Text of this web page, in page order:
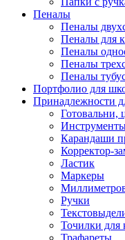
Пеналы
Пеналы
Пеналы для
Пеналы
Пеналы
Пеналы
Портфолио для
Принадлежности
Готовальни,
Карандаши
Корректор-
Ластик
Маркеры
Ручки
Точилки для
Трафареты